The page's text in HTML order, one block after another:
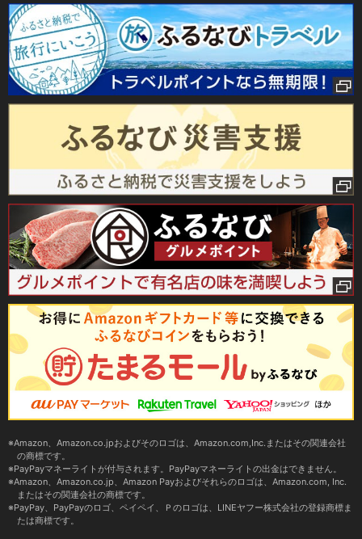
Amazon、Amazon.co.jpおよびそのロゴは、Amazon.com,Inc.またはその関連会社
の商標です。
PayPayマネーライトが付与されます。PayPayマネーライトの出金はできません。
Amazon、Amazon.co.jp、Amazon Payおよびそれらのロゴは、Amazon.com, Inc.
またはその関連会社の商標です。
PayPay、PayPayのロゴ、ペイペイ、Ｐのロゴは、LINEヤフー株式会社の登録商標ま
たは商標です。